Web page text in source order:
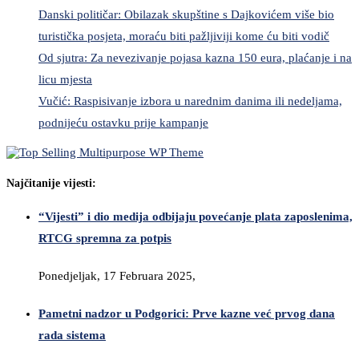
Danski političar: Obilazak skupštine s Dajkovićem više bio
turistička posjeta, moraću biti pažljiviji kome ću biti vodič
Od sjutra: Za nevezivanje pojasa kazna 150 eura, plaćanje i na
licu mjesta
Vučić: Raspisivanje izbora u narednim danima ili nedeljama,
podnijeću ostavku prije kampanje
Najčitanije vijesti:
“Vijesti” i dio medija odbijaju povećanje plata zaposlenima,
RTCG spremna za potpis
Ponedjeljak, 17 Februara 2025,
Pametni nadzor u Podgorici: Prve kazne već prvog dana
rada sistema